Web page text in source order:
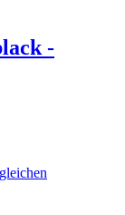
-